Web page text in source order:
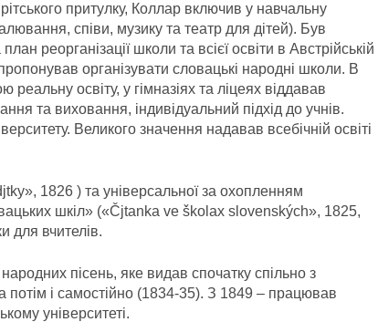
притулку, Коллар включив у навчальну
співи, музику та театр для дітей). Був
реорганізації школи та всієї освіти в Австрійській
організувати словацькі народні школи. В
освіту, у гімназіях та ліцеях віддавав
та виховання, індивідуальний підхід до учнів.
Великого значення надавав всебічній освіті
1826 ) та універсальної за охопленням
шкіл» («Čjtanka ve školах slovenských», 1825,
для вчителів.
пісень, яке видав спочатку спільно з
і самостійно (1834-35). З 1849 – працював
університеті.